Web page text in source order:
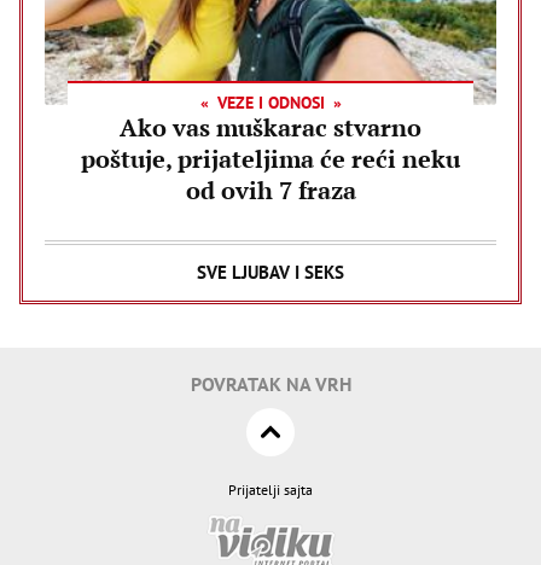
VEZE I ODNOSI
Ako vas muškarac stvarno
poštuje, prijateljima će reći neku
od ovih 7 fraza
SVE LJUBAV I SEKS
POVRATAK NA VRH
Prijatelji sajta